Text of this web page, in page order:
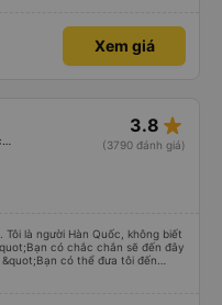
Xem giá
3.8 star_rate
(3790 đánh giá)
là người Hàn Quốc, không biết
có chắc chắn sẽ đến đây
có thể đưa tôi đến
tài xế đã quan tâm. của mọi